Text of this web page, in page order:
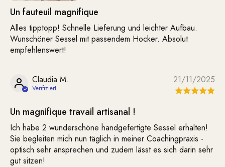
Un fauteuil magnifique
Alles tipptopp! Schnelle Lieferung und leichter Aufbau.
Wunschöner Sessel mit passendem Hocker. Absolut
empfehlenswert!
21/11/2025
Claudia M.
Un magnifique travail artisanal !
Ich habe 2 wunderschöne handgefertigte Sessel erhalten!
Sie begleiten mich nun täglich in meiner Coachingpraxis -
optisch sehr ansprechen und zudem lässt es sich darin sehr
gut sitzen!